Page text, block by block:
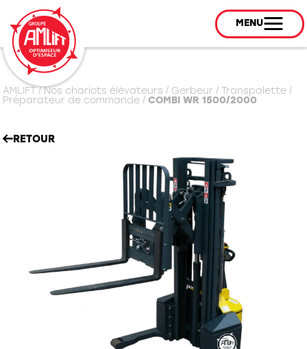
MENU
AMLIFT/Nos chariots élévateurs / Gerbeur / Transpalette /
Préparateur de commande / COMBI WR 1500/2000
RETOUR